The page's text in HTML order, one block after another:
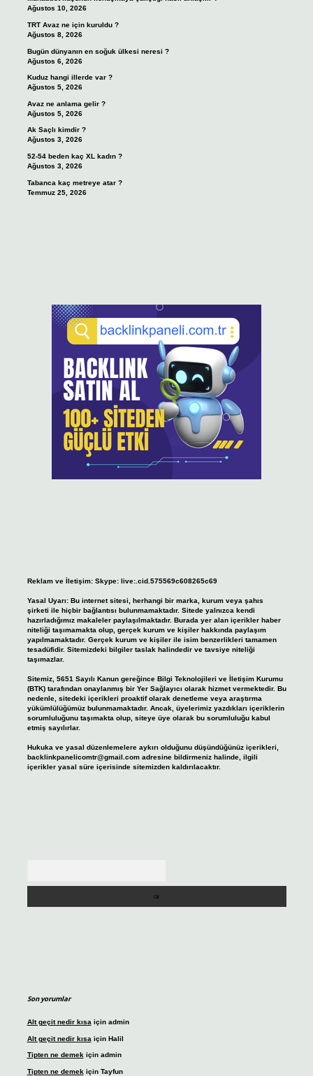
Ağustos 10, 2026
TRT Avaz ne için kuruldu ?
Ağustos 8, 2026
Bugün dünyanın en soğuk ülkesi neresi ?
Ağustos 6, 2026
Kuduz hangi illerde var ?
Ağustos 5, 2026
Avaz ne anlama gelir ?
Ağustos 5, 2026
Ak Saçlı kimdir ?
Ağustos 3, 2026
52-54 beden kaç XL kadın ?
Ağustos 3, 2026
Tabanca kaç metreye atar ?
Temmuz 25, 2026
Reklam ve İletişim: Skype: live:.cid.575569c608265c69
Yasal Uyarı: Bu internet sitesi, herhangi bir marka, kurum veya şahıs
şirketi ile hiçbir bağlantısı bulunmamaktadır. Sitede yalnızca kendi
hazırladığımız makaleler paylaşılmaktadır. Burada yer alan içerikler haber
niteliği taşımamakta olup, gerçek kurum ve kişiler hakkında paylaşım
yapılmamaktadır. Gerçek kurum ve kişiler ile isim benzerlikleri tamamen
tesadüfidir. Sitemizdeki bilgiler taslak halindedir ve tavsiye niteliği
taşımazlar.
Sitemiz, 5651 Sayılı Kanun gereğince Bilgi Teknolojileri ve İletişim Kurumu
(BTK) tarafından onaylanmış bir Yer Sağlayıcı olarak hizmet vermektedir. Bu
nedenle, sitedeki içerikleri proaktif olarak denetleme veya araştırma
yükümlülüğümüz bulunmamaktadır. Ancak, üyelerimiz yazdıkları içeriklerin
sorumluluğunu taşımakta olup, siteye üye olarak bu sorumluluğu kabul
etmiş sayılırlar.
Hukuka ve yasal düzenlemelere aykırı olduğunu düşündüğünüz içerikleri,
backlinkpanelicomtr@gmail.comadresine bildirmeniz halinde, ilgili
içerikler yasal süre içerisinde sitemizden kaldırılacaktır.
Son yorumlar
Alt geçit nedir kısa için admin
Alt geçit nedir kısa için Halil
Tipten ne demekiçin admin
Tipten ne demek için Tayfun